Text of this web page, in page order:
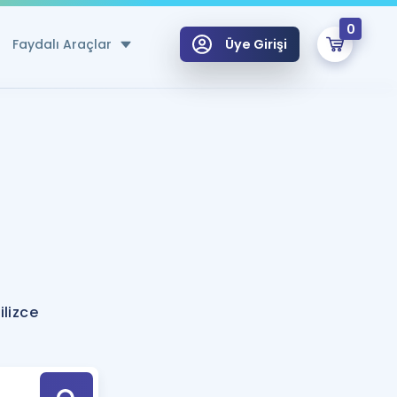
Faydalı Araçlar
Hesaplama Aracı
için Öneriler
Tek Takvimde
Üye Girişi
0